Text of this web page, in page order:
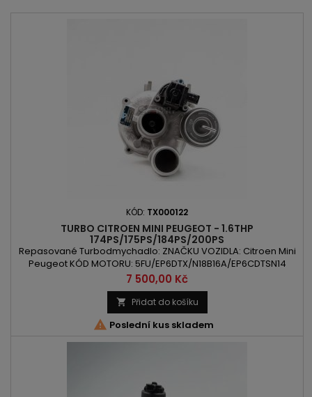
KÓD: TX000122
TURBO CITROEN MINI PEUGEOT - 1.6THP
174PS/175PS/184PS/200PS
Repasované Turbodmychadlo: ZNAČKU VOZIDLA: Citroen Mini
Peugeot KÓD MOTORU: 5FU/EP6DTX/N18B16A/EP6CDTSN14
OBSAH: 1598ccm 1.6THP VÝKON: 128kW/174PS / 128kW/175PS /
135kW/184PS / 147kW/200PS ROK VÝROBY: 2006 -
Cena
7 500,00 Kč
 Přidat do košíku
 Poslední kus skladem